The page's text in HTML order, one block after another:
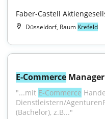
Faber-Castell
Düsseldorf, Raum Krefeld
E-Commerce
"...mit E-Commerce
Dienstleistern/
(Bachelor), z.B..."